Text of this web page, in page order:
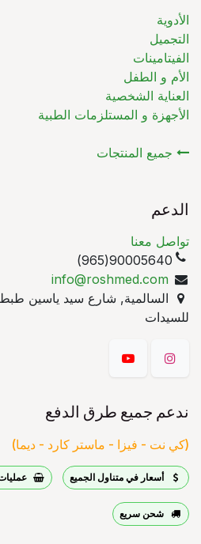
الأدوية
التجميل
الفيتامينات
الأم و الطفل
العناية الشخصية
الأجهزة و المستلزمات الطبية
جميع المنتجات
الدعم
تواصل معنا
90005640(965)
info@roshmed.com
السالمية, شارع سيد ياسين
للسيدات
ندعم جميع طرق الدفع
(كي نت - فيزا - ماستر كارد - ديما)
أسعار في متناول الجميع
شحن سريع